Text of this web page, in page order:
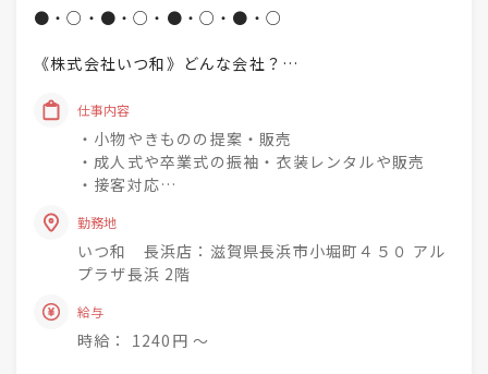
●・○・●・○・●・○・●・○
《株式会社いつ和》どんな会社？
「一人でも多く、一度でも多く、
着物着姿を増やしていく」
という理念を掲げています♪
興味関心を深めながら
成長できる社風◎
「いつ和」29店舗
「いつ和・ふるーれ」4店舗
仕事内容
・小物やきものの提案・販売
・成人式や卒業式の振袖・衣装レンタルや販売
・接客対応
・おでかけ会 / 着付け教室 / お手入れ相談会のご
案内
お客様のそんな疑問や不安を解消して差し上げて
きものをより身近に、気軽に、そして楽しんで頂
勤務地
いつ和 長浜店：滋賀県長浜市小堀町４５０ アル
プラザ長浜 2階
給与
時給： 1240円 〜